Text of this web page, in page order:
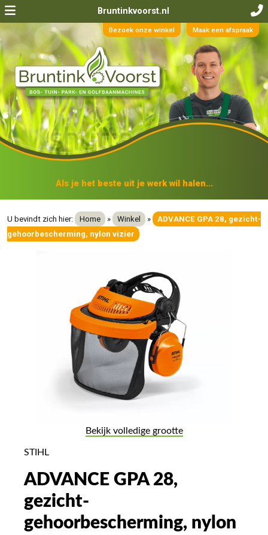
Bruntinkvoorst.nl
Bezoek onze winkel Maak een afspraak
Als je het beste uit je werk wil halen...
U bevindt zich hier: Home » Winkel »
ADVANCE GPA 28, gezicht-
gehoorbescherming, nylon vizier
Bekijk volledige grootte
STIHL
ADVANCE GPA 28,
gezicht-
gehoorbescherming, nylon